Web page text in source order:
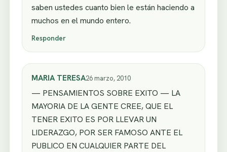
saben ustedes cuanto bien le están haciendo a
muchos en el mundo entero.
Responder
MARIA TERESA26 marzo, 2010
— PENSAMIENTOS SOBRE EXITO — LA
MAYORIA DE LA GENTE CREE, QUE EL
TENER EXITO ES POR LLEVAR UN
LIDERAZGO, POR SER FAMOSO ANTE EL
PUBLICO EN CUALQUIER PARTE DEL